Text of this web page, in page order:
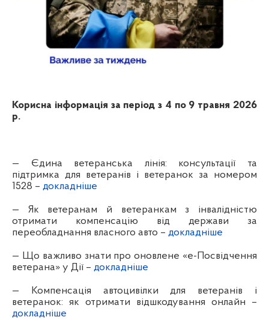
Корисна інформація за період з 4 по 9 травня 2026
р.
— Єдина ветеранська лінія: консультації та
підтримка для ветеранів і ветеранок за номером
1528 – докладніше
— Як ветеранам й ветеранкам з інвалідністю
отримати компенсацію від держави за
переобладнання власного авто – докладніше
— Що важливо знати про оновлене «е-Посвідчення
ветерана» у Дії – докладніше
— Компенсація автоцивілки для ветеранів і
ветеранок: як отримати відшкодування онлайн –
докладніше